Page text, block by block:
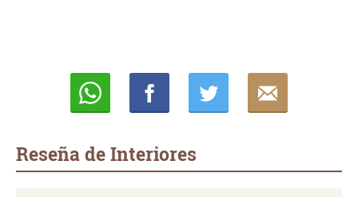
Reseña de Interiores